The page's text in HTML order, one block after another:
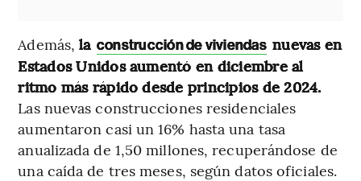
Además,la construcción de viviendas nuevas en
Estados Unidos aumentó en diciembre al
ritmo más rápido desde principios de 2024.
Las nuevas construcciones residenciales
aumentaron casi un 16% hasta una tasa
anualizada de 1,50 millones, recuperándose de
una caída de tres meses, según datos oficiales.